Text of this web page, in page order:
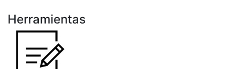
Herramientas